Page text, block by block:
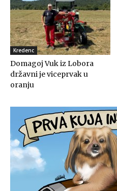
Kredenc
Domagoj Vuk iz Lobora
državni je viceprvak u
oranju